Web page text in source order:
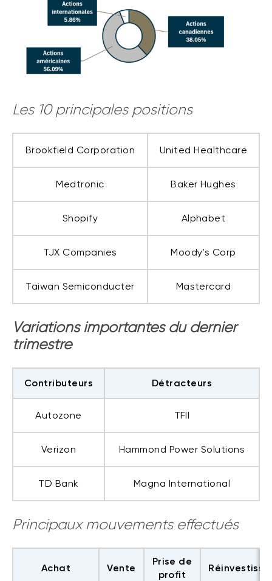
Les 10 principales positions
Brookfield Corporation United Healthcare
Medtronic Baker Hughes
Shopify Alphabet
TJX Companies Moody’s Corp
Taiwan Semiconducter Mastercard
Variations importantes du dernier
trimestre
Contributeurs Détracteurs
Autozone TFII
Verizon Hammond Power Solutions
TD Bank Magna International
Principaux mouvements effectués
Achat Vente
Prise de
profit